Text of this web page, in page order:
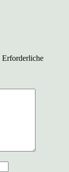
Erforderliche